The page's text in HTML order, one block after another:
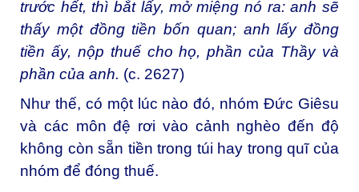
trước hết, thì bắt lấy, mở miệng nó ra: anh sẽ
thấy một đồng tiền bốn quan; anh lấy đồng
tiền ấy, nộp thuế cho họ, phần của Thầy và
phần của anh. (c. 2627)
Như thế, có một lúc nào đó, nhóm Đức Giêsu
và các môn đệ rơi vào cảnh nghèo đến độ
không còn sẵn tiền trong túi hay trong quĩ của
nhóm để đóng thuế.